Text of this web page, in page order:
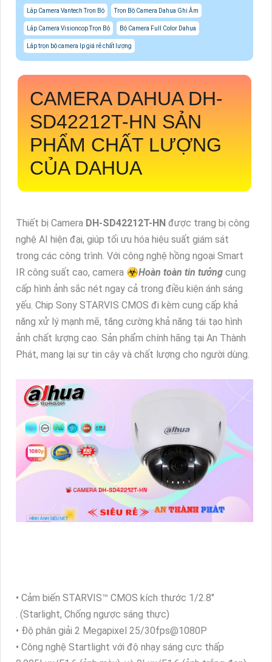
Lắp Camera Vantech Trọn Bộ Trọn Bộ Camera Dahua Ghi Âm
Lắp Camera Visioncop Trọn Bộ Bộ Camera Full Color Dahua
Lắp trọn bộ camera Ip giá rẻ chất lượng
CAMERA DAHUA DH-
SD42212T-HN SẢN
PHẨM CHẤT LƯỢNG
CỦA DAHUA
Thiết bị Camera DH-SD42212T-HN được trang bị công
nghệ AI hiện đại, giúp tối ưu hóa hiệu suất giám sát
trong các công trình. Với công nghệ hồng ngoại Smart
IR công suất cao, camera ☣️Hoàn toàn tin tưởng cung
cấp hình ảnh sắc nét ngay cả trong điều kiện ánh sáng
yếu. Chip Sony STARVIS CMOS đi kèm cung cấp khả
năng xử lý mạnh mẽ, tăng cường khả năng tái tạo hình
ảnh chất lượng cao. Sản phẩm chính hãng tại An Thành
Phát, mang lại sự tin cậy và chất lượng cho người dùng.
• Cảm biến STARVIS™ CMOS kích thước 1/2.8"
. (Starlight, Chống ngược sáng thực)
• Độ phân giải 2 Megapixel 25/30fps@1080P
• Công nghệ Startlight với độ nhạy sáng cực thấp